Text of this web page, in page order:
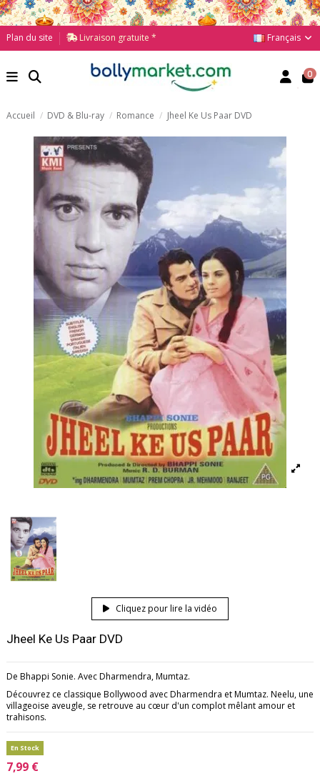
Plan du site Livraison gratuite * Français
0
Accueil DVD & Blu-ray Romance Jheel Ke Us Paar DVD
Cliquez pour lire la vidéo
Jheel Ke Us Paar DVD
De Bhappi Sonie. Avec Dharmendra, Mumtaz.
Découvrez ce classique Bollywood avec Dharmendra et Mumtaz. Neelu, une
villageoise aveugle, se retrouve au cœur d'un complot mêlant amour et
trahisons.
En Stock
7,99 €